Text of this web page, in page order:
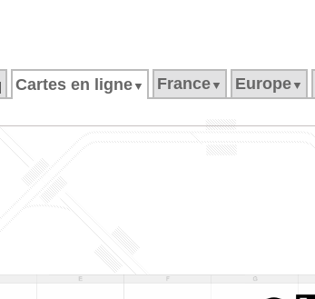
Cartes en ligne ▼ France ▼ Europe ▼